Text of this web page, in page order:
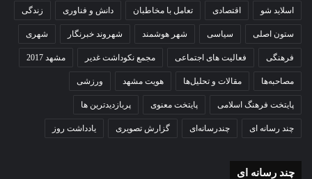
اسلاید شو اقتصادی تعامل با مخاطبان دانش و فناوری زندگی
ستون اصلی سیاسی شهر هوشمند شهروند خبرنگار شهری
فرهنگی فعالیت های اجتماعی مجمع نکوداشت غدیر مشهد 2017
مصاحبه‌ها مقالات و تحلیل‌ها هویت مشهد ورزشی
پایتخت فرهنگ اسلامی پایتخت معنوی پربازدیدترین ها
چند رسانه ای چندرسانه‌ای گزارش تصویری یادداشت روز
چند رسانه ای